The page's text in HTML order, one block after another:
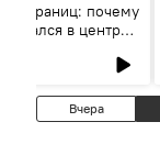
границ: почему
в центре
Вчера